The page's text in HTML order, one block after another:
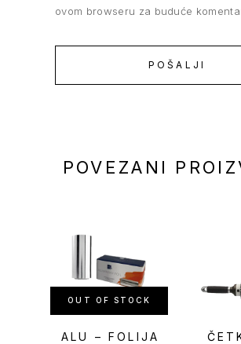
ovom browseru za buduće
POVEZANI
OUT OF STOCK
ALU – FOLIJA